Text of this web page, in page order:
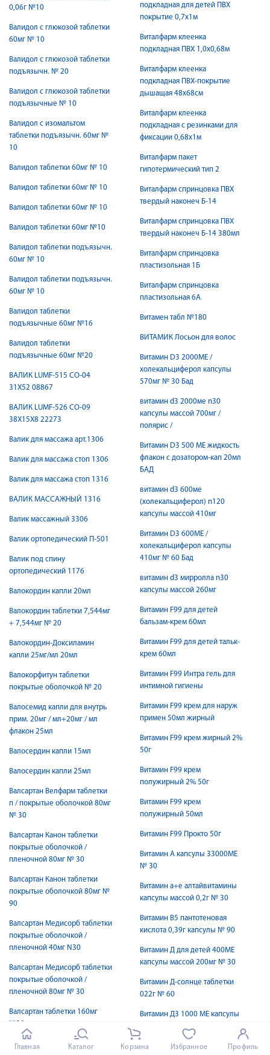
0,06г №10
Валидол с глюкозой таблетки
60мг № 10
Валидол с глюкозой таблетки
подъязычн. № 20
Валидол с глюкозой таблетки
подъязычные № 10
Валидол с изомальтом
таблетки подъязычн. 60мг №
10
Валидол таблетки 60мг № 10
Валидол таблетки 60мг № 10
Валидол таблетки 60мг № 10
Валидол таблетки 60мг №10
Валидол таблетки подъязычн.
60мг № 10
Валидол таблетки подъязычн.
60мг № 10
Валидол таблетки
подъязычные 60мг №16
Валидол таблетки
подъязычные 60мг №20
ВАЛИК LUMF-515 CO-04
31Х52 08867
ВАЛИК LUMF-526 CO-09
38Х15Х8 22273
Валик для массажа арт.1306
Валик для массажа стоп 1306
Валик для массажа стоп 1316
ВАЛИК МАССАЖНЫЙ 1316
Валик массажный 3306
Валик ортопедический П-501
Валик под спину
ортопедический 1176
Валокордин капли 20мл
Валокордин таблетки 7,544мг
+ 7,544мг № 20
Валокордин-Доксиламин
капли 25мг/мл 20мл
Валокорфитун таблетки
покрытые оболочкой № 20
Валосемид капли для внутрь
прим. 20мг / мл+20мг / мл
флакон 25мл
Валосердин капли 15мл
Валосердин капли 25мл
Валсартан Велфарм таблетки
п / покрытые оболочкой 80мг
№ 30
Валсартан Канон таблетки
покрытые оболочкой /
пленочной 80мг № 30
Валсартан Канон таблетки
покрытые оболочкой 80мг №
90
Валсартан Медисорб таблетки
покрытые оболочкой /
пленочной 40мг N30
Валсартан Медисорб таблетки
покрытые оболочкой /
пленочной 80мг № 30
Валсартан таблетки 160мг
№30
Валсартан таблетки п /
подкладная для детей ПВХ
покрытие 0,7х1м
Виталфарм клеенка
подкладная ПВХ 1,0х0,68м
Виталфарм клеенка
подкладная ПВХ-покрытие
дышащая 48х68см
Виталфарм клеенка
подкладная с резинками для
фиксации 0,68х1м
Виталфарм пакет
гипотермический тип 2
Виталфарм спринцовка ПВХ
твердый наконеч Б-14
Виталфарм спринцовка ПВХ
твердый наконеч Б-14 380мл
Виталфарм спринцовка
пластизольная 1Б
Виталфарм спринцовка
пластизольная 6А
Витамен табл №180
ВИТАМИК Лосьон для волос
Витамин D3 2000МЕ /
холекальциферол капсулы
570мг № 30 Бад
витамин d3 2000ме n30
капсулы массой 700мг /
полярис /
Витамин D3 500 МЕ жидкость
флакон с дозатором-кап 20мл
БАД
витамин d3 600ме
(холекальциферол) n120
капсулы массой 410мг
Витамин D3 600МЕ /
холекальциферол капсулы
410мг № 60 Бад
витамин d3 мирролла n30
капсулы массой 260мг
Витамин F99 для детей
бальзам-крем 60мл
Витамин F99 для детей тальк-
крем 60мл
Витамин F99 Интра гель для
интимной гигиены
Витамин F99 крем для наруж
примен 50мл жирный
Витамин F99 крем жирный 2%
50г
Витамин F99 крем
полужирный 2% 50г
Витамин F99 крем
полужирный 50мл
Витамин F99 Прокто 50г
Витамин А капсулы 33000МЕ
№ 30
Витамин а+е алтайвитамины
капсулы массой 0,2г № 30
Витамин В5 пантотеновая
кислота 0,39г капсулы № 90
Витамин Д для детей 400МЕ
капсулы массой 200мг № 30
Витамин Д-солнце таблетки
022г № 60
Витамин Д3 1000 МЕ капсулы
Витамин Д3 1000МЕ капсулы
Главная Каталог Корзина Избранное Профиль